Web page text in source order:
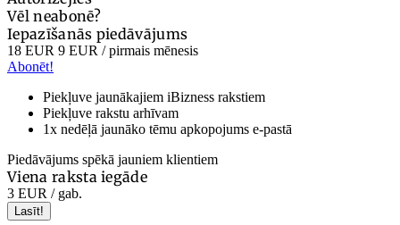
Vēl neabonē?
Iepazīšanās piedāvājums
18 EUR 9 EUR / pirmais mēnesis
Abonēt!
Piekļuve jaunākajiem iBizness rakstiem
Piekļuve rakstu arhīvam
1x nedēļā jaunāko tēmu apkopojums e-pastā
Piedāvājums spēkā jauniem klientiem
Viena raksta iegāde
3 EUR / gab.
Lasīt!